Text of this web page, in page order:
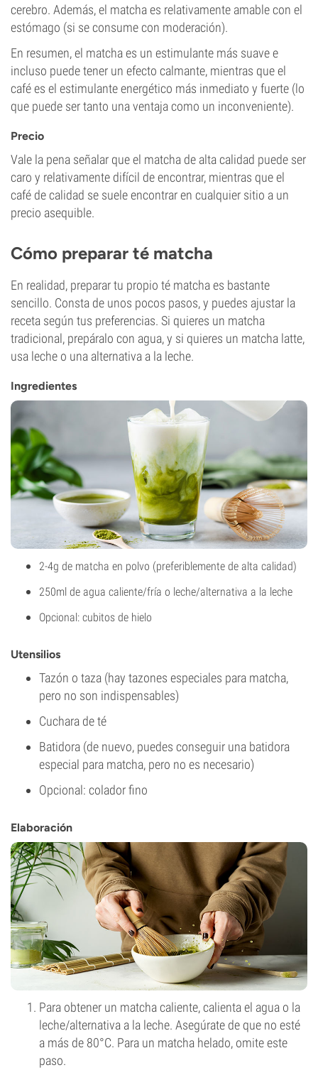
cerebro. Además, el matcha es relativamente amable con el
estómago (si se consume con moderación).
En resumen, el matcha es un estimulante más suave e
incluso puede tener un efecto calmante, mientras que el
café es el estimulante energético más inmediato y fuerte (lo
que puede ser tanto una ventaja como un inconveniente).
Precio
Vale la pena señalar que el matcha de alta calidad puede ser
caro y relativamente difícil de encontrar, mientras que el
café de calidad se suele encontrar en cualquier sitio a un
precio asequible.
Cómo preparar té matcha
En realidad, preparar tu propio té matcha es bastante
sencillo. Consta de unos pocos pasos, y puedes ajustar la
receta según tus preferencias. Si quieres un matcha
tradicional, prepáralo con agua, y si quieres un matcha latte,
usa leche o una alternativa a la leche.
Ingredientes
2-4g de matcha en polvo (preferiblemente de alta calidad)
250ml de agua caliente/fría o leche/alternativa a la leche
Opcional: cubitos de hielo
Utensilios
Tazón o taza (hay tazones especiales para matcha,
pero no son indispensables)
Cuchara de té
Batidora (de nuevo, puedes conseguir una batidora
especial para matcha, pero no es necesario)
Opcional: colador fino
Elaboración
Para obtener un matcha caliente, calienta el agua o la
leche/alternativa a la leche. Asegúrate de que no esté
a más de 80°C. Para un matcha helado, omite este
paso.